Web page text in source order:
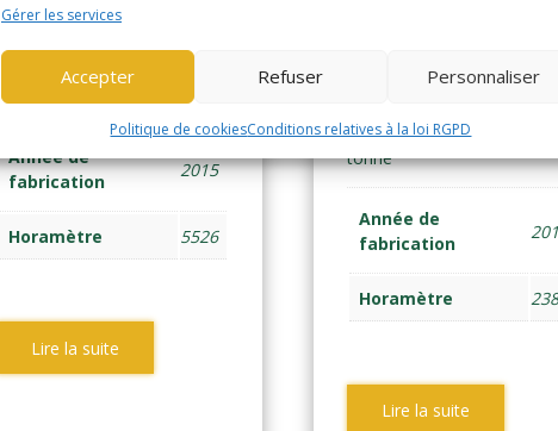
Gérer les services
Accepter Refuser Personnaliser
Politique de cookiesConditions relatives à la loi RGPD
MWB (2300)
FRONTAL ELEC 4 ROUES 1,6
tonne
Année de
fabrication
2015
Horamètre 5526
Lire la suite
MWB (2132)
FRONTAL ELEC 4 ROUES
tonne
Année de
fabrication
Horamètre
Lire la suite